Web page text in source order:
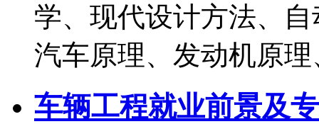
学、现代设计方法、
汽车原理、发动机原
车辆工程就业前景及